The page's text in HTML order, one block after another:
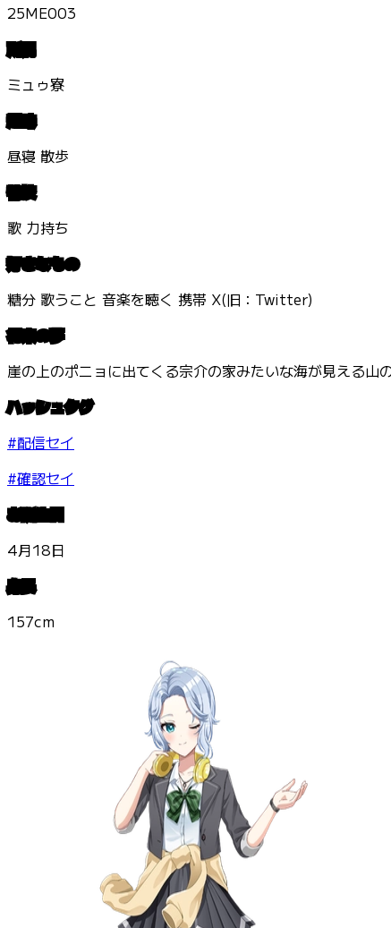
25ME003
所属
ミュゥ寮
趣味
昼寝 散歩
特技
歌 力持ち
好きなもの
糖分 歌うこと 音楽を聴く 携帯 X(旧：Twitter)
将来の夢
崖の上のポニョに出てくる宗介の家みたいな海が見える山
ハッシュタグ
#配信セイ
#確認セイ
お誕生日
4月18日
身長
157cm